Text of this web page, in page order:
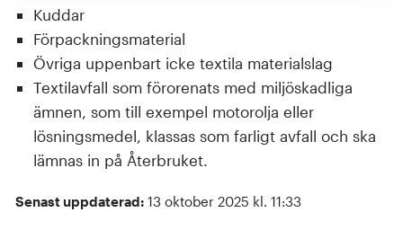
Kuddar
Förpackningsmaterial
Övriga uppenbart icke textila materialslag
Textilavfall som förorenats med miljöskadliga
ämnen, som till exempel motorolja eller
lösningsmedel, klassas som farligt avfall och ska
lämnas in på Återbruket.
Senast uppdaterad: 13 oktober 2025 kl. 11:33